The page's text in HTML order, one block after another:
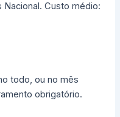
Nacional. Custo médio:
todo, ou no mês
obrigatório.